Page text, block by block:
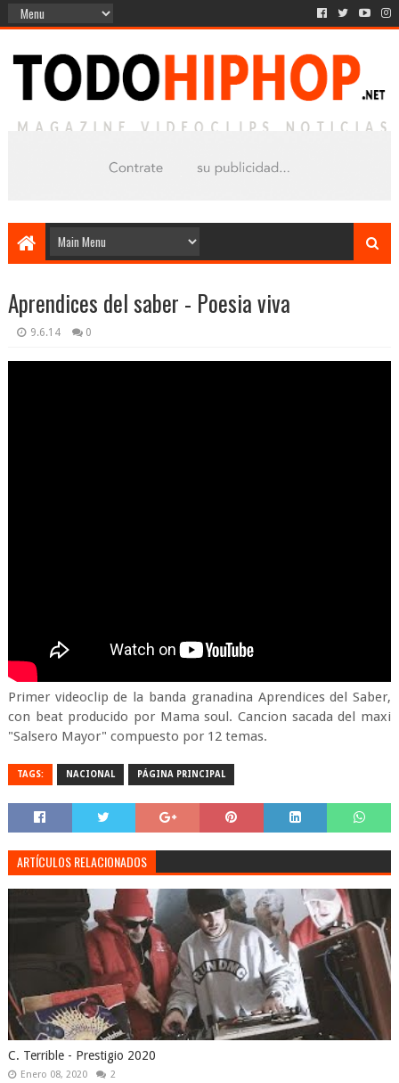
Aprendices del saber - Poesia viva
9.6.14 0
Primer videoclip de la banda granadina Aprendices del Saber,
con beat producido por Mama soul. Cancion sacada del maxi
"Salsero Mayor" compuesto por 12 temas.
TAGS: NACIONAL PÁGINA PRINCIPAL
ARTÍCULOS RELACIONADOS
C. Terrible - Prestigio 2020
Enero 08, 2020 2